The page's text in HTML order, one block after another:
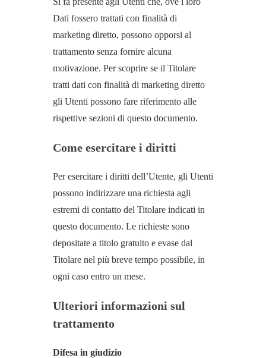
Dati fossero trattati con finalità di
marketing diretto, possono opporsi al
trattamento senza fornire alcuna
motivazione. Per scoprire se il Titolare
tratti dati con finalità di marketing diretto
gli Utenti possono fare riferimento alle
rispettive sezioni di questo documento.
Come esercitare i diritti
Per esercitare i diritti dell’Utente, gli Utenti
possono indirizzare una richiesta agli
estremi di contatto del Titolare indicati in
questo documento. Le richieste sono
depositate a titolo gratuito e evase dal
Titolare nel più breve tempo possibile, in
ogni caso entro un mese.
Ulteriori informazioni sul
trattamento
Difesa in giudizio